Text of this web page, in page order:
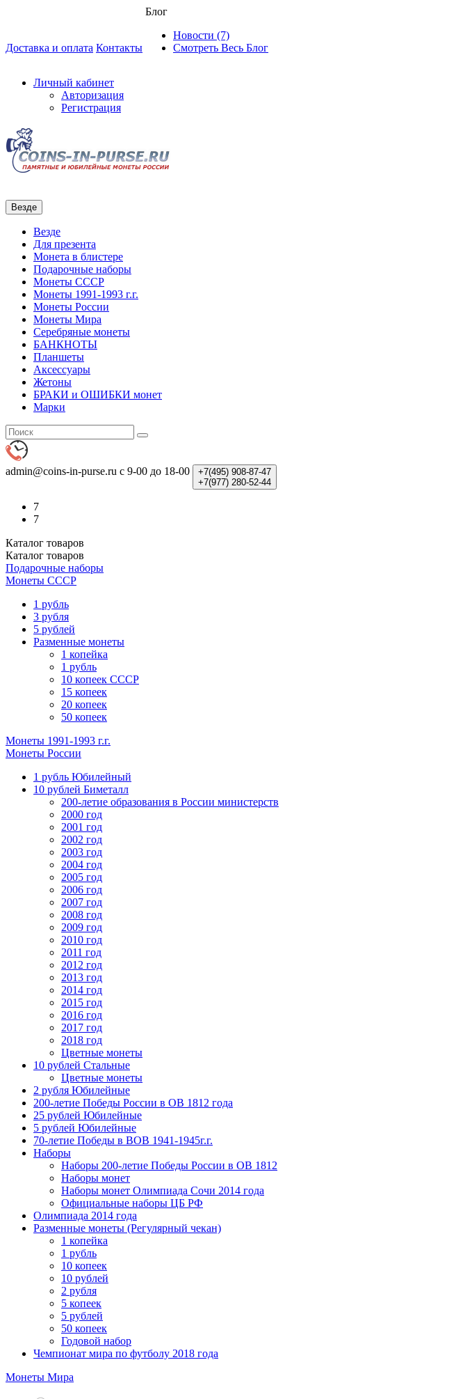
Доставка и оплата Контакты
Блог
Новости (7)
Смотреть Весь Блог
Личный кабинет
Авторизация
Регистрация
Везде
Везде
Для презента
Монета в блистере
Подарочные наборы
Монеты СССР
Монеты 1991-1993 г.г.
Монеты России
Монеты Мира
Серебряные монеты
БАНКНОТЫ
Планшеты
Аксессуары
Жетоны
БРАКИ и ОШИБКИ монет
Марки
admin@coins-in-purse.ru с 9-00 до 18-00 +7(495) 908-87-47
+7(977) 280-52-44
7
7
Каталог товаров
Каталог товаров
Подарочные наборы
Монеты СССР
1 рубль
3 рубля
5 рублей
Разменные монеты
1 копейка
1 рубль
10 копеек СССР
15 копеек
20 копеек
50 копеек
Монеты 1991-1993 г.г.
Монеты России
1 рубль Юбилейный
10 рублей Биметалл
200-летие образования в России министерств
2000 год
2001 год
2002 год
2003 год
2004 год
2005 год
2006 год
2007 год
2008 год
2009 год
2010 год
2011 год
2012 год
2013 год
2014 год
2015 год
2016 год
2017 год
2018 год
Цветные монеты
10 рублей Стальные
Цветные монеты
2 рубля Юбилейные
200-летие Победы России в ОВ 1812 года
25 рублей Юбилейные
5 рублей Юбилейные
70-летие Победы в ВОВ 1941-1945г.г.
Наборы
Наборы 200-летие Победы России в ОВ 1812
Наборы монет
Наборы монет Олимпиада Сочи 2014 года
Официальные наборы ЦБ РФ
Олимпиада 2014 года
Разменные монеты (Регулярный чекан)
1 копейка
1 рубль
10 копеек
10 рублей
2 рубля
5 копеек
5 рублей
50 копеек
Годовой набор
Чемпионат мира по футболу 2018 года
Монеты Мира